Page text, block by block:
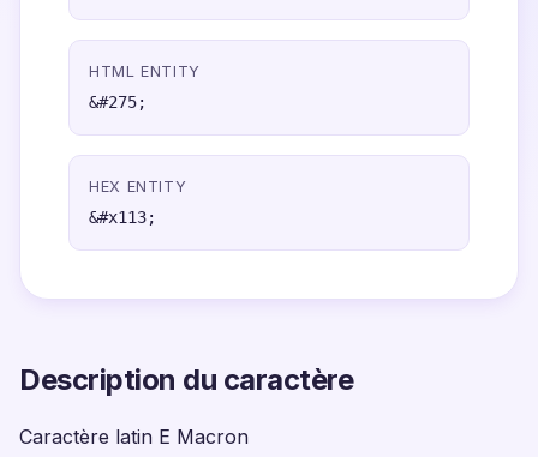
HTML ENTITY
&#275;
HEX ENTITY
&#x113;
Description du caractère
Caractère latin E Macron